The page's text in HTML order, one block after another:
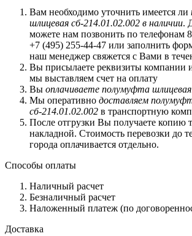
Вам необходимо уточнить имеется ли
шлицевая сб-214.01.02.002 в наличии.
можете нам позвонить по телефонам
+7 (495) 255-44-47 или заполнить
наш менеджер свяжется с Вами в
Вы присылаете реквизиты компании
мы выставляем счет на оплату
Вы оплачиваете полумуфта
Мы оперативно доставляем
сб-214.01.02.002 в транспортную
После отгрузки Вы получаете копию
накладной. Стоимость перевозки до
города оплачивается отдельно.
Способы оплаты
Наличный расчет
Безналичный расчет
Наложенный платеж (по
Доставка